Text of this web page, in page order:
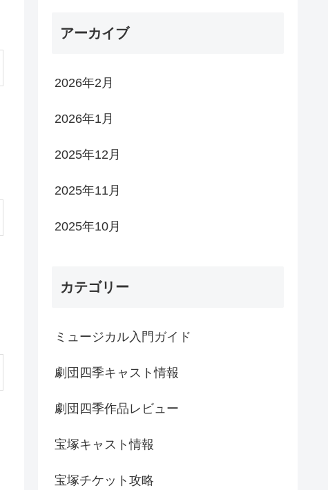
アーカイブ
2026年2月
2026年1月
2025年12月
2025年11月
2025年10月
カテゴリー
ミュージカル入門ガイド
劇団四季キャスト情報
劇団四季作品レビュー
宝塚キャスト情報
宝塚チケット攻略